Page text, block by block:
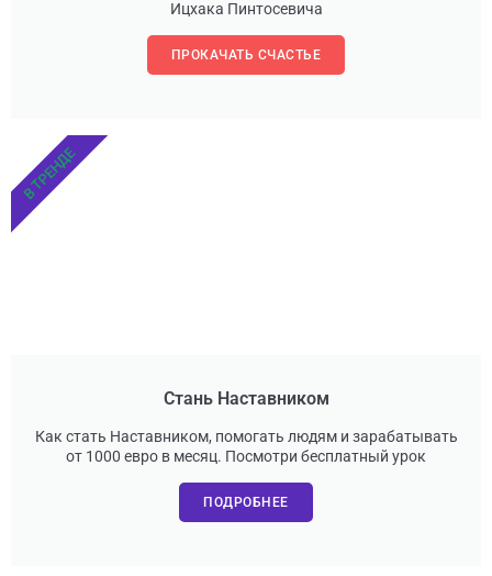
Ицхака Пинтосевича
ПРОКАЧАТЬ СЧАСТЬЕ
Стань Наставником
Как стать Наставником, помогать людям и зарабатывать
от 1000 евро в месяц. Посмотри бесплатный урок
ПОДРОБНЕЕ
В ТРЕНДЕ